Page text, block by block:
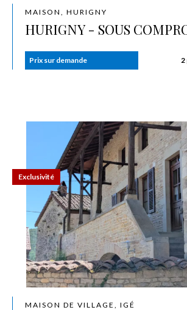
MAISON, HURIGNY
HURIGNY - SOUS
Prix sur demande 2
MAISON DE VILLAGE, IGÉ
Exclusivité